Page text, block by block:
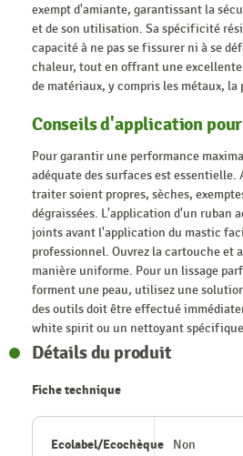
exempt d'amiante, garantissant la
et de son utilisation. Sa spécificité
capacité à ne pas se fissurer ni à se
chaleur, tout en offrant une
de matériaux, y compris les métaux, la
Conseils d'application
Pour garantir une performance
adéquate des surfaces est essentielle.
traiter soient propres, sèches,
dégraissées. L'application d'un ruban
joints avant l'application du mastic
professionnel. Ouvrez la cartouche et
manière uniforme. Pour un lissage
forment une peau, utilisez une
des outils doit être effectué
white spirit ou un nettoyant
Détails du produit
Fiche technique
Ecolabel/Ecochèque Non